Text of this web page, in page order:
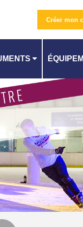
CENTRE
PISCINE
PISCINE
PISCINE
PISCINE
STADE